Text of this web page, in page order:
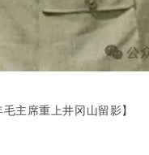
主席重上井冈山留影】